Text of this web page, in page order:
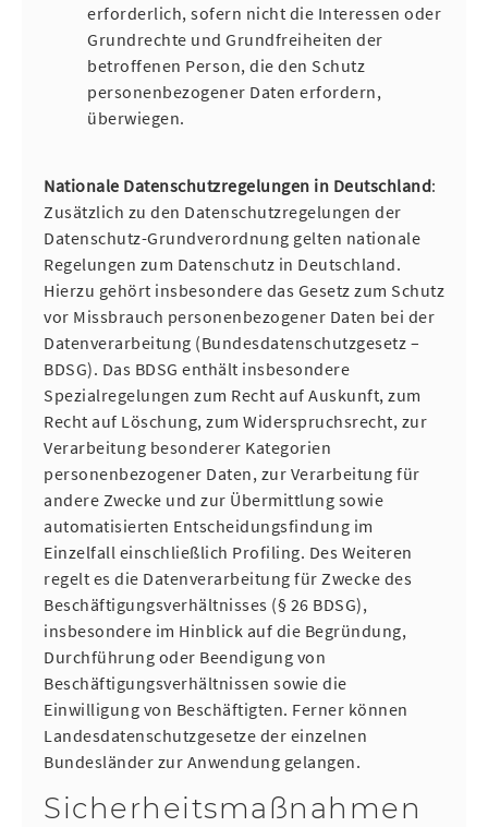
erforderlich, sofern nicht die Interessen oder
Grundrechte und Grundfreiheiten der
betroffenen Person, die den Schutz
personenbezogener Daten erfordern,
überwiegen.
Nationale Datenschutzregelungen in Deutschland:
Zusätzlich zu den Datenschutzregelungen der
Datenschutz-Grundverordnung gelten nationale
Regelungen zum Datenschutz in Deutschland.
Hierzu gehört insbesondere das Gesetz zum Schutz
vor Missbrauch personenbezogener Daten bei der
Datenverarbeitung (Bundesdatenschutzgesetz –
BDSG). Das BDSG enthält insbesondere
Spezialregelungen zum Recht auf Auskunft, zum
Recht auf Löschung, zum Widerspruchsrecht, zur
Verarbeitung besonderer Kategorien
personenbezogener Daten, zur Verarbeitung für
andere Zwecke und zur Übermittlung sowie
automatisierten Entscheidungsfindung im
Einzelfall einschließlich Profiling. Des Weiteren
regelt es die Datenverarbeitung für Zwecke des
Beschäftigungsverhältnisses (§ 26 BDSG),
insbesondere im Hinblick auf die Begründung,
Durchführung oder Beendigung von
Beschäftigungsverhältnissen sowie die
Einwilligung von Beschäftigten. Ferner können
Landesdatenschutzgesetze der einzelnen
Bundesländer zur Anwendung gelangen.
Sicherheitsmaßnahmen